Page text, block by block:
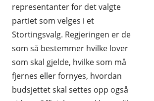
representanter for det valgte
partiet som velges i et
Stortingsvalg. Regjeringen er de
som så bestemmer hvilke lover
som skal gjelde, hvilke som må
fjernes eller fornyes, hvordan
budsjettet skal settes opp også